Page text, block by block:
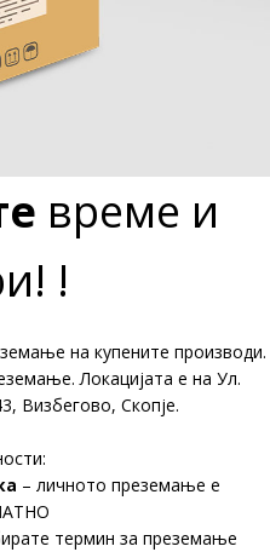
време и
!
на купените производи.
Локацијата е на Ул.
Визбегово, Скопје.
– личното преземање е
термин за преземање